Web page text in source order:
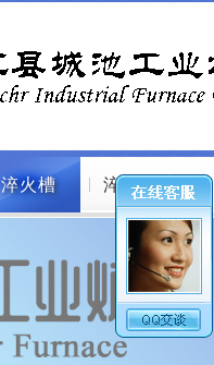
淬火槽 淬火槽图片